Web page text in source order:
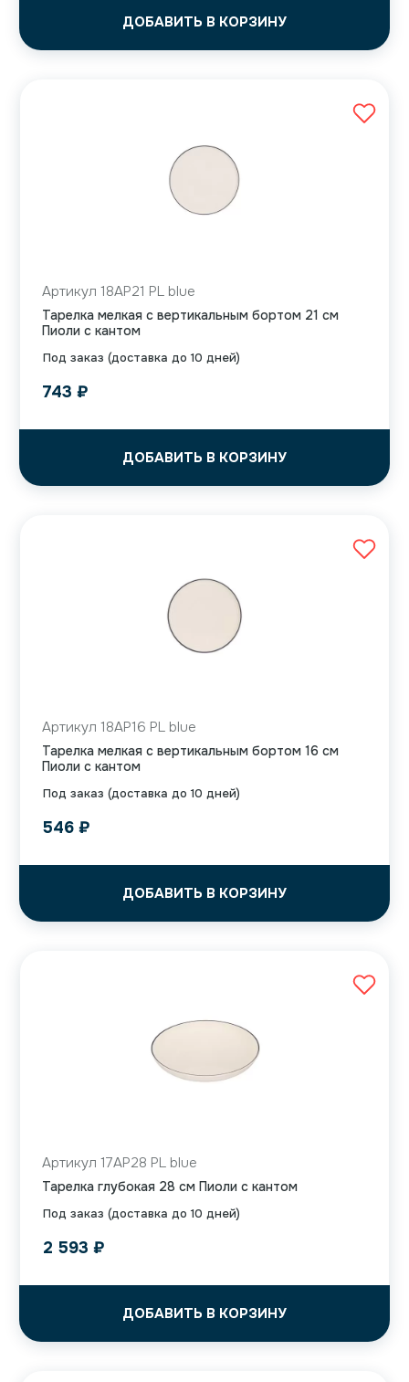
ДОБАВИТЬ В КОРЗИНУ
Под заказ (доставка до 10 дней)
Артикул 18AP21 PL blue
Тарелка мелкая с вертикальным бортом 21 см
Пиоли с кантом
743 ₽
ДОБАВИТЬ В КОРЗИНУ
Под заказ (доставка до 10 дней)
Артикул 18AP16 PL blue
Тарелка мелкая с вертикальным бортом 16 см
Пиоли с кантом
546 ₽
ДОБАВИТЬ В КОРЗИНУ
Под заказ (доставка до 10 дней)
Артикул 17AP28 PL blue
Тарелка глубокая 28 см Пиоли с кантом
2 593 ₽
ДОБАВИТЬ В КОРЗИНУ